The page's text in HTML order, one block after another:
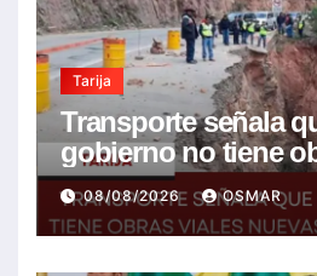
Tarija
Transporte señala
gobierno no tiene
nuevas que la
anterior gestión
08/08/2026 OSMAR